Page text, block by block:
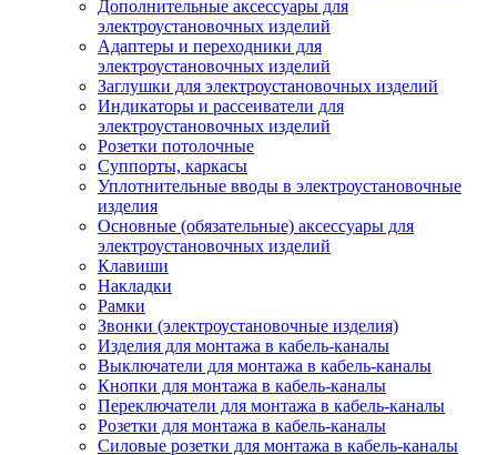
Дополнительные аксессуары для
электроустановочных изделий
Адаптеры и переходники для
электроустановочных изделий
Заглушки для электроустановочных изделий
Индикаторы и рассеиватели для
электроустановочных изделий
Розетки потолочные
Суппорты, каркасы
Уплотнительные вводы в электроустановочные
изделия
Основные (обязательные) аксессуары для
электроустановочных изделий
Клавиши
Накладки
Рамки
Звонки (электроустановочные изделия)
Изделия для монтажа в кабель-каналы
Выключатели для монтажа в кабель-каналы
Кнопки для монтажа в кабель-каналы
Переключатели для монтажа в кабель-каналы
Розетки для монтажа в кабель-каналы
Силовые розетки для монтажа в кабель-каналы